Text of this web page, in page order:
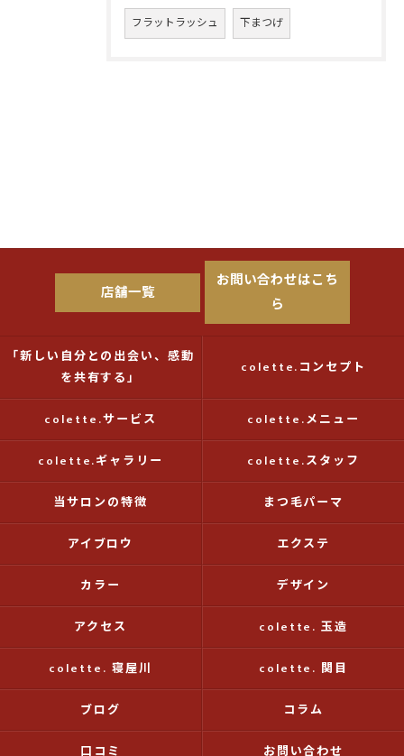
フラットラッシュ 下まつげ
店舗一覧
お問い合わせはこち
ら
「新しい自分との出会い、感動
を共有する」
colette.コンセプト
colette.サービス colette.メニュー
colette.ギャラリー colette.スタッフ
当サロンの特徴 まつ毛パーマ
アイブロウ エクステ
カラー デザイン
アクセス colette. 玉造
colette. 寝屋川 colette. 関目
ブログ コラム
口コミ お問い合わせ